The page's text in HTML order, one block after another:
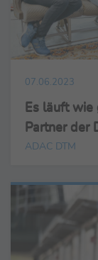
07.06.2023
Es läuft wie
Partner der
ADAC DTM